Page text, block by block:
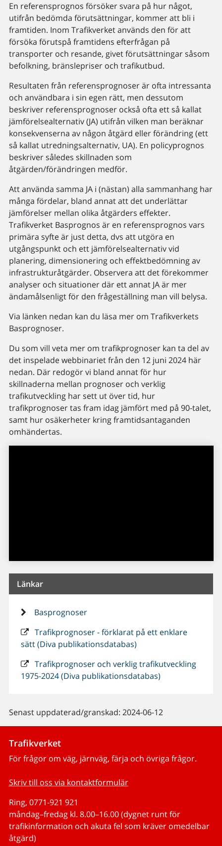
En referensprognos försöker svara på hur något,
utifrån bedömda förutsättningar, kommer att bli i
framtiden. Inom Trafikverket används den för att
försöka förutspå framtidens efterfrågan på
transporter och resande, givet förutsättningar såsom
befolkning, bränslepriser och trafikutbud.
Resultaten från referensprognoser är ofta intressanta
och användbara i sin egen rätt, men dessutom
beskriver referensprognoser också ofta ett så kallat
jämförelsealternativ (JA) utifrån vilken man beräknar
konsekvenserna av någon åtgärd eller förändring (ett
så kallat utredningsalternativ, UA). En policyprognos
beskriver således skillnaden som
åtgärden/förändringen medför.
Att använda samma JA i (nästan) alla sammanhang har
många fördelar, bland annat att det underlättar
jämförelser mellan olika åtgärders effekter.
Trafikverket Basprognos är en referensprognos vars
primära syfte är just detta, dvs att utgöra en
utgångspunkt och ett jämförelsealternativ vid
planering, dimensionering och effektbedömning av
infrastrukturåtgärder. Observera att det förekommer
analyser och situationer där ett annat JA är mer
ändamålsenligt för den frågeställning man vill belysa.
Via länken nedan kan du läsa mer om Trafikverkets
Basprognoser.
Du som vill veta mer om trafikprognoser kan ta del av
det inspelade webbinariet från den 12 juni 2024 här
nedan. Där redogör vi bland annat för hur
skillnaderna mellan prognoser och verklig
trafikutveckling har sett ut över tid, hur
trafikprognoser tas fram idag jämfört med på 90-talet,
samt hur osäkerheter kring framtidsantaganden
omhändertas.
Länkar
Basprognoser
Trafikprognoser - förklarat på ett enklare
sätt (Diva publikationsdatabas)
Trafikprognoser och verklig trafikutveckling
1975-2024 (Diva publikationsdatabas)
Senast uppdaterad/granskad: 2024-06-12
Trafikverket
För frågor om väg, järnväg, färja och övriga frågor.
Skriv till oss via kontaktformulär
Ring, 0771-921 921
måndag–fredag kl. 8.00–16.00 (dygnet runt för
trafikinformation och akuta fel som kräver omedelbar
åtgärd)